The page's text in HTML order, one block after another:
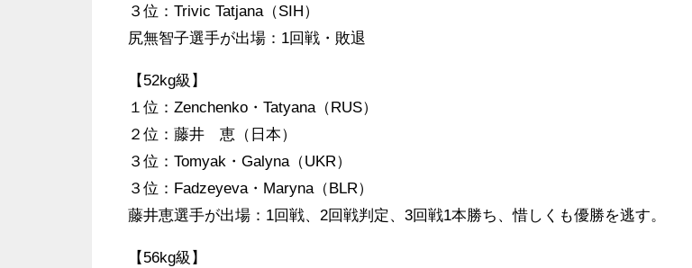
３位：Trivic Tatjana（SIH）
尻無智子選手が出場：1回戦・敗退
【52kg級】
１位：Zenchenko・Tatyana（RUS）
２位：藤井 恵（日本）
３位：Tomyak・Galyna（UKR）
３位：Fadzeyeva・Maryna（BLR）
藤井恵選手が出場：1回戦、2回戦判定、3回戦1本勝ち、惜しくも優勝を逃す。
【56kg級】